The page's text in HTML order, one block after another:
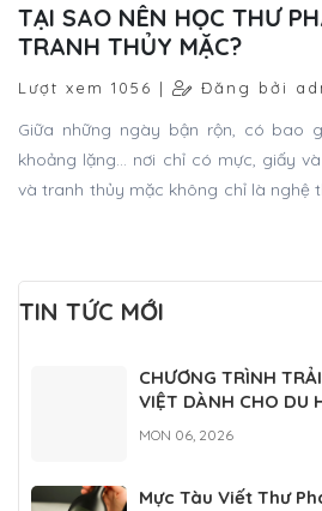
TẠI SAO NÊN HỌC THƯ
TRANH THỦY MẶC?
Lượt xem 1056 | Đăng bởi
Giữa những ngày bận rộn, có bao
khoảng lặng… nơi chỉ có mực, giấy
và tranh thủy mặc không chỉ là nghệ
TIN TỨC MỚI
CHƯƠNG TRÌNH
VIỆT DÀNH CHO DU
MON 06, 2026
Mực Tàu Viết Thư